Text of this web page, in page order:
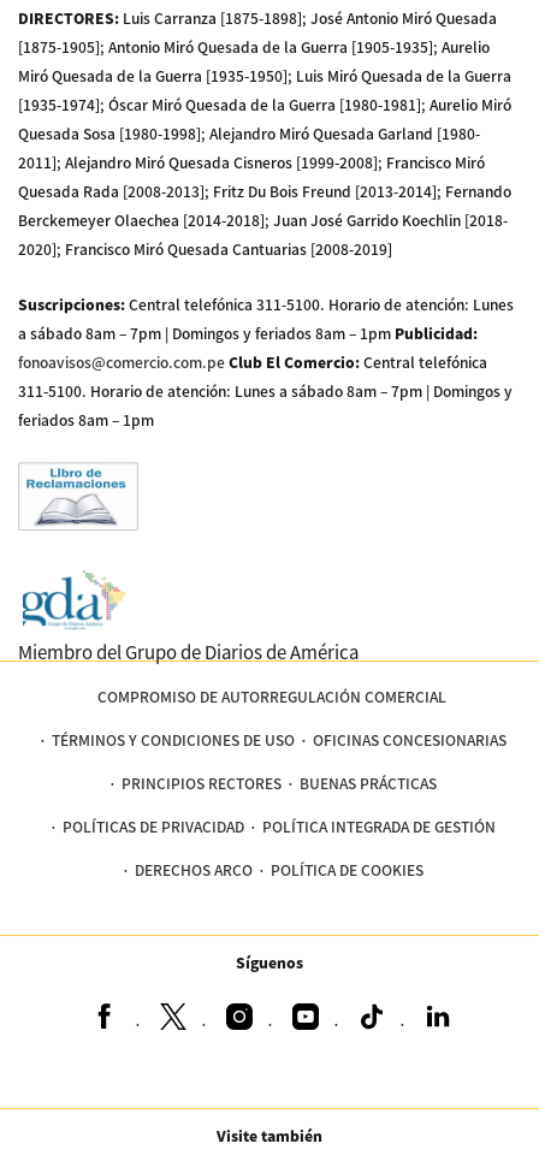
DIRECTORES: Luis Carranza [1875-1898]; José Antonio Miró Quesada
[1875-1905]; Antonio Miró Quesada de la Guerra [1905-1935]; Aurelio
Miró Quesada de la Guerra [1935-1950]; Luis Miró Quesada de la Guerra
[1935-1974]; Óscar Miró Quesada de la Guerra [1980-1981]; Aurelio Miró
Quesada Sosa [1980-1998]; Alejandro Miró Quesada Garland [1980-
2011]; Alejandro Miró Quesada Cisneros [1999-2008]; Francisco Miró
Quesada Rada [2008-2013]; Fritz Du Bois Freund [2013-2014]; Fernando
Berckemeyer Olaechea [2014-2018]; Juan José Garrido Koechlin [2018-
2020]; Francisco Miró Quesada Cantuarias [2008-2019]
Suscripciones:Central telefónica 311-5100. Horario de atención: Lunes
a sábado 8am – 7pm | Domingos y feriados 8am – 1pm Publicidad:
fonoavisos@comercio.com.peClub El Comercio:Central telefónica
311-5100. Horario de atención: Lunes a sábado 8am – 7pm | Domingos y
feriados 8am – 1pm
Miembro del Grupo de Diarios de América
COMPROMISO DE AUTORREGULACIÓN COMERCIAL
TÉRMINOS Y CONDICIONES DE USO OFICINAS CONCESIONARIAS
PRINCIPIOS RECTORES BUENAS PRÁCTICAS
POLÍTICAS DE PRIVACIDAD POLÍTICA INTEGRADA DE GESTIÓN
DERECHOS ARCO POLÍTICA DE COOKIES
Síguenos
Visite también